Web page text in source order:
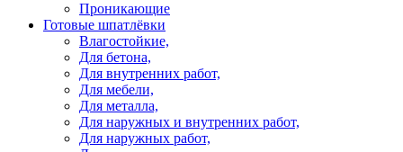
Проникающие
Готовые шпатлёвки
Влагостойкие,
Для бетона,
Для внутренних работ,
Для мебели,
Для металла,
Для наружных и внутренних работ,
Для наружных работ,